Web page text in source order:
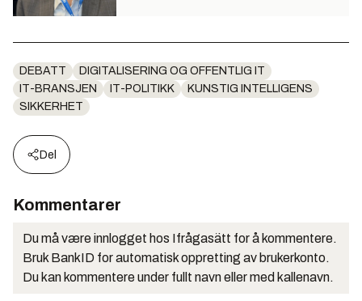
DEBATT
DIGITALISERING OG OFFENTLIG IT
IT-BRANSJEN
IT-POLITIKK
KUNSTIG INTELLIGENS
SIKKERHET
Del
Kommentarer
Du må være innlogget hos Ifrågasätt for å kommentere.
Bruk BankID for automatisk oppretting av brukerkonto.
Du kan kommentere under fullt navn eller med kallenavn.